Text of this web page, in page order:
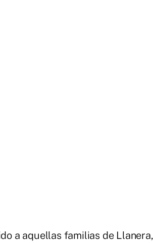
a aquellas familias de